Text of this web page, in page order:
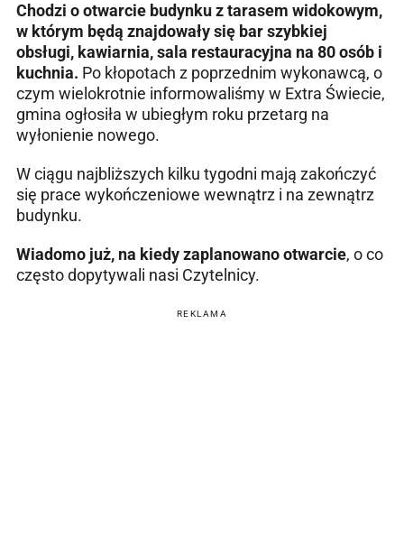
Chodzi o otwarcie budynku z tarasem widokowym,
w którym będą znajdowały się bar szybkiej
obsługi, kawiarnia, sala restauracyjna na 80 osób i
kuchnia. Po kłopotach z poprzednim wykonawcą, o
czym wielokrotnie informowaliśmy w Extra Świecie,
gmina ogłosiła w ubiegłym roku przetarg na
wyłonienie nowego.
W ciągu najbliższych kilku tygodni mają zakończyć
się prace wykończeniowe wewnątrz i na zewnątrz
budynku.
Wiadomo już, na kiedy zaplanowano otwarcie, o co
często dopytywali nasi Czytelnicy.
REKLAMA